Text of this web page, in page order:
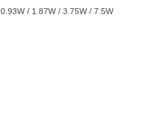
0.93W / 1.87W / 3.75W / 7.5W